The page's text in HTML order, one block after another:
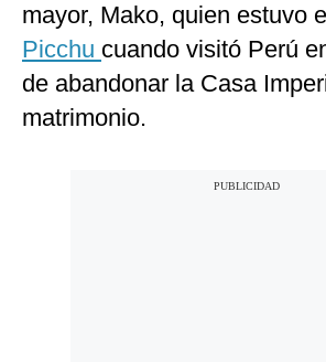
mayor, Mako, quien estuvo
Picchu cuando visitó Perú
de abandonar la Casa
matrimonio.